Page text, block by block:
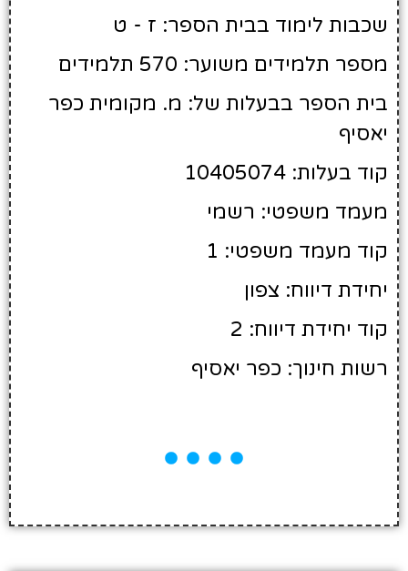
שכבות לימוד בבית הספר: ז - ט
מספר תלמידים משוער: 570 תלמידים
בית הספר בבעלות של: מ. מקומית כפר
יאסיף
קוד בעלות: 10405074
מעמד משפטי: רשמי
קוד מעמד משפטי: 1
יחידת דיווח: צפון
קוד יחידת דיווח: 2
רשות חינוך: כפר יאסיף